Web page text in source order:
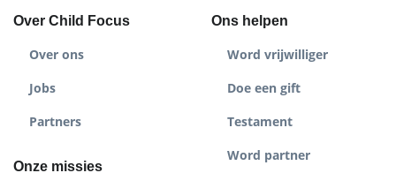
Over Child Focus
Over ons
Jobs
Partners
Onze missies
Ons helpen
Word vrijwilliger
Doe een gift
Testament
Word partner